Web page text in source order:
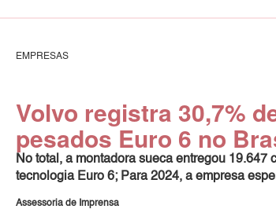
EMPRESAS
Volvo registra 30,7%
pesados Euro 6 no
No total, a montadora sueca entregou
tecnologia Euro 6; Para 2024, a empresa
Assessoria de Imprensa